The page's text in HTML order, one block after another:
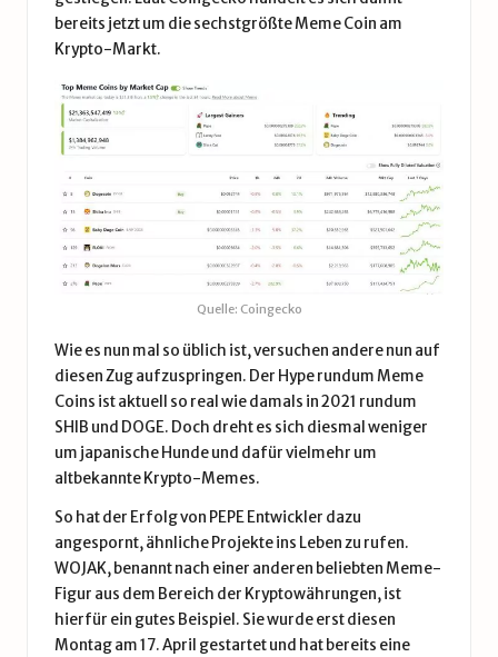
bereits jetzt um die sechstgrößte Meme Coin am
Krypto-Markt.
Quelle: Coingecko
Wie es nun mal so üblich ist, versuchen andere nun auf
diesen Zug aufzuspringen. Der Hype rundum Meme
Coins ist aktuell so real wie damals in 2021 rundum
SHIB und DOGE. Doch dreht es sich diesmal weniger
um japanische Hunde und dafür vielmehr um
altbekannte Krypto-Memes.
So hat der Erfolg von PEPE Entwickler dazu
angespornt, ähnliche Projekte ins Leben zu rufen.
WOJAK, benannt nach einer anderen beliebten Meme-
Figur aus dem Bereich der Kryptowährungen, ist
hierfür ein gutes Beispiel. Sie wurde erst diesen
Montag am 17. April gestartet und hat bereits eine